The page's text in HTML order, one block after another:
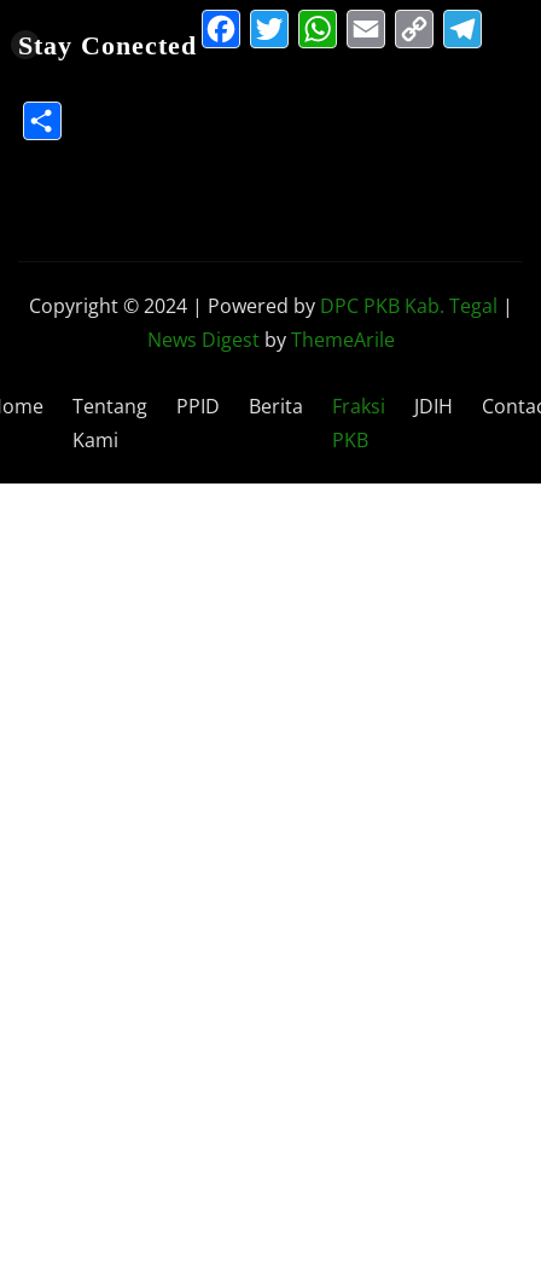
Stay Conected Facebook
Twitter
WhatsApp
Email
Copy
Copyright © 2024 | Powered by DPC PKB Kab. Tegal |
News DigestbyThemeArile
Tentang
Kami
PPID Berita
Fraksi
PKB
JDIH